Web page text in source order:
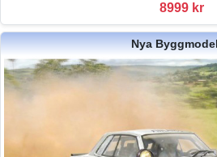
8999 kr
Nya